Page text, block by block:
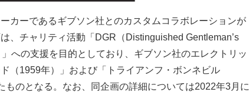
カーであるギブソン社とのカスタムコラボレーションが
、チャリティ活動「DGR（Distinguished Gentleman’s
への支援を目的としており、ギブソン社のエレクトリッ
（1959年）」および「トライアンフ・ボンネビル
のとなる。なお、同企画の詳細については2022年3月に